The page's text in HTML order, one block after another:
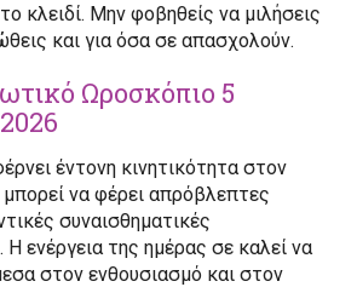
το κλειδί. Μην φοβηθείς να μιλήσεις
και για όσα σε απασχολούν.
Ωροσκόπιο 5
έντονη κινητικότητα στον
να φέρει απρόβλεπτες
συναισθηματικές
Η ενέργεια της ημέρας σε καλεί να
στον ενθουσιασμό και στον